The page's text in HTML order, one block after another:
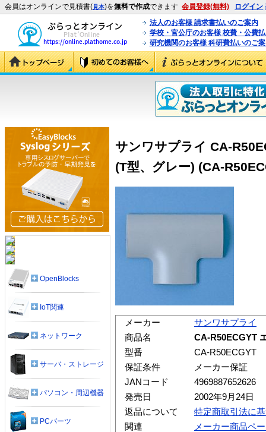
会員はオンラインで見積書(見本)を無料で作成できます 会員登録(無料) ログイン
法人のお客様 請求書払いのご案内
学校・官公庁のお客様 校費・公費
研究機関のお客様 科研費払いのご
サンワサプライ CA-
(T型、グレー) (CA-
メーカー
サンワサプライ
商品名
CA-R50ECGYT
型番
CA-R50ECGYT
保証条件
メーカー保証
JANコード
4969887652626
発売日
2002年9月24日
返品について
特定商取引法に
関連
メーカー商品ペ
OpenBlocks
IoT関連
ネットワーク
サーバ・ストレージ
パソコン・周辺機器
PCパーツ